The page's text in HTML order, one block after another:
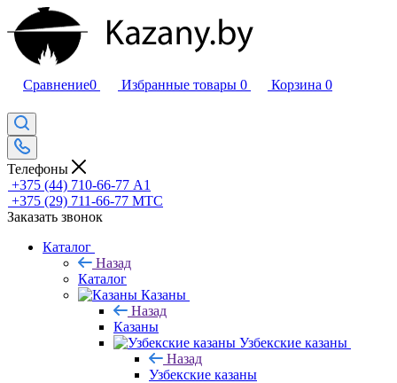
Сравнение0 Избранные товары 0 Корзина 0
Телефоны
+375 (44) 710-66-77 А1
+375 (29) 711-66-77 МТС
Заказать звонок
Каталог
Назад
Каталог
Казаны
Назад
Казаны
Узбекские казаны
Назад
Узбекские казаны